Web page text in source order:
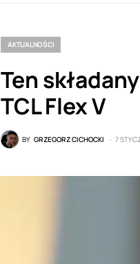
AKTUALNOŚCI
Ten
TCL Flex V
BY GRZEGORZ CICHOCKI 7